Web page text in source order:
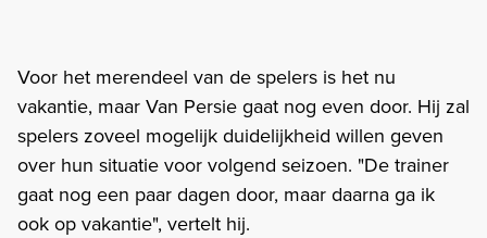
Voor het merendeel van de spelers is het nu
vakantie, maar Van Persie gaat nog even door. Hij zal
spelers zoveel mogelijk duidelijkheid willen geven
over hun situatie voor volgend seizoen. "De trainer
gaat nog een paar dagen door, maar daarna ga ik
ook op vakantie", vertelt hij.